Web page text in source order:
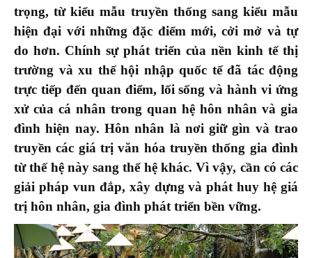
trọng, từ kiểu mẫu truyền thống sang kiểu mẫu
hiện đại với những đặc điểm mới, cởi mở và tự
do hơn. Chính sự phát triển của nền kinh tế thị
trường và xu thế hội nhập quốc tế đã tác động
trực tiếp đến quan điểm, lối sống và hành vi ứng
xử của cá nhân trong quan hệ hôn nhân và gia
đình hiện nay. Hôn nhân là nơi giữ gìn và trao
truyền các giá trị văn hóa truyền thống gia đình
từ thế hệ này sang thế hệ khác. Vì vậy, cần có các
giải pháp vun đắp, xây dựng và phát huy hệ giá
trị hôn nhân, gia đình phát triển bền vững.